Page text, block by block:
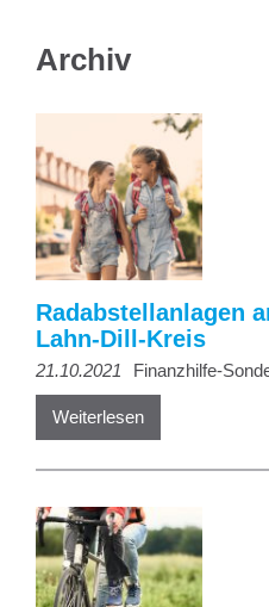
Archiv
Radabstellanlagen
Lahn-Dill-Kreis
21.10.2021 Finanzhilfe-
Weiterlesen